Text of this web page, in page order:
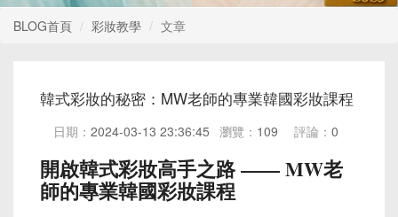
BLOG首頁 彩妝教學 文章
韓式彩妝的秘密：MW老師的專業韓國彩妝課程
日期： 2024-03-13 23:36:45 瀏覽： 109 評論： 0
開啟韓式彩妝高手之路 —— MW老
師的專業韓國彩妝課程